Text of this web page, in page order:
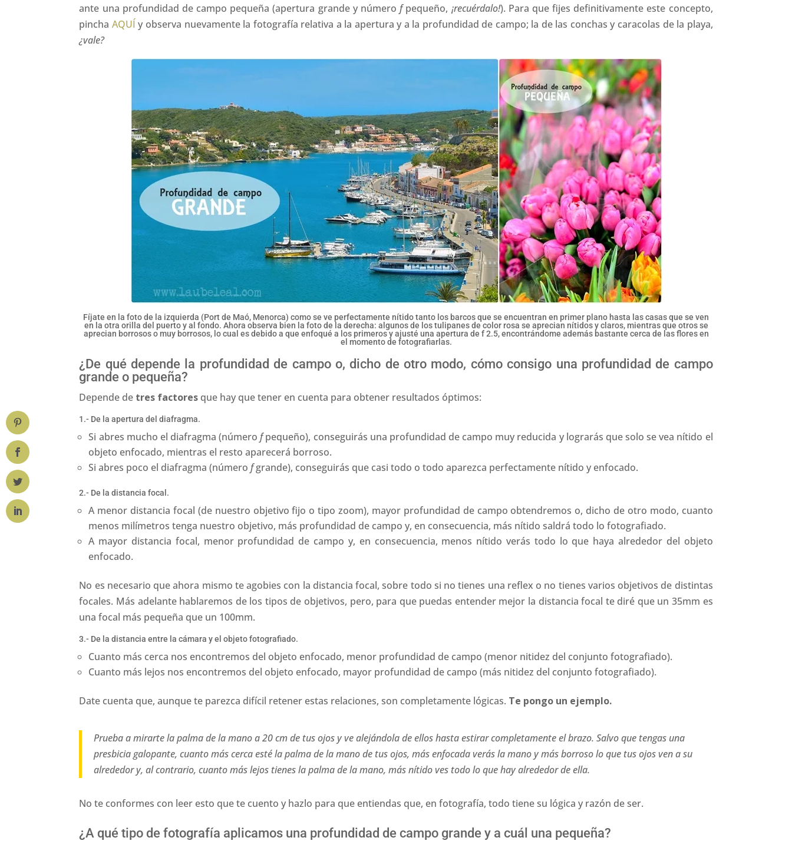
ante una profundidad de campo pequeña (apertura grande y númerofpequeño, ¡recuérdalo!). Para que fijes definitivamente este concepto,
pincha AQUÍ y observa nuevamente la fotografía relativa a la apertura y a la profundidad de campo; la de las conchas y caracolas de la playa,
¿vale?
Fíjate en la foto de la izquierda (Port de Maó, Menorca) como se ve perfectamente nítido tanto los barcos que se encuentran en primer plano hasta las casas que se ven
en la otra orilla del puerto y al fondo. Ahora observa bien la foto de la derecha: algunos de los tulipanes de color rosa se aprecian nítidos y claros, mientras que otros se
aprecian borrosos o muy borrosos, lo cual es debido a que enfoqué a los primeros y ajusté una apertura de f 2.5, encontrándome además bastante cerca de las flores en
el momento de fotografiarlas.
¿De qué depende la profundidad de campo o, dicho de otro modo, cómo consigo una profundidad de campo
grande o pequeña?
Depende de tres factores que hay que tener en cuenta para obtener resultados óptimos:
1.- De la apertura del diafragma.
Si abres mucho el diafragma (númerofpequeño), conseguirás una profundidad de campo muy reducida y lograrás que solo se vea nítido el
objeto enfocado, mientras el resto aparecerá borroso.
Si abres poco el diafragma (númerofgrande), conseguirás que casi todo o todo aparezca perfectamente nítido y enfocado.
2.- De la distancia focal.
A menor distancia focal (de nuestro objetivo fijo o tipo zoom), mayor profundidad de campo obtendremos o, dicho de otro modo, cuanto
menos milímetros tenga nuestro objetivo, más profundidad de campo y, en consecuencia, más nítido saldrá todo lo fotografiado.
A mayor distancia focal, menor profundidad de campo y, en consecuencia, menos nítido verás todo lo que haya alrededor del objeto
enfocado.
No es necesario que ahora mismo te agobies con la distancia focal, sobre todo si no tienes una reflex o no tienes varios objetivos de distintas
focales. Más adelante hablaremos de los tipos de objetivos, pero, para que puedas entender mejor la distancia focal te diré que un 35mm es
una focal más pequeña que un 100mm.
3.- De la distancia entre la cámara y el objeto fotografiado.
Cuanto más cerca nos encontremos del objeto enfocado, menor profundidad de campo (menor nitidez del conjunto fotografiado).
Cuanto más lejos nos encontremos del objeto enfocado, mayor profundidad de campo (más nitidez del conjunto fotografiado).
Date cuenta que, aunque te parezca difícil retener estas relaciones, son completamente lógicas. Te pongo un ejemplo.
Prueba a mirarte la palma de la mano a 20 cm de tus ojos y ve alejándola de ellos hasta estirar completamente el brazo. Salvo que tengas una
presbicia galopante, cuanto más cerca esté la palma de la mano de tus ojos, más enfocada verás la mano y más borroso lo que tus ojos ven a su
alrededor y, al contrario, cuanto más lejos tienes la palma de la mano, más nítido ves todo lo que hay alrededor de ella.
No te conformes con leer esto que te cuento y hazlo para que entiendas que, en fotografía, todo tiene su lógica y razón de ser.
¿A qué tipo de fotografía aplicamos una profundidad de campo grande y a cuál una pequeña?